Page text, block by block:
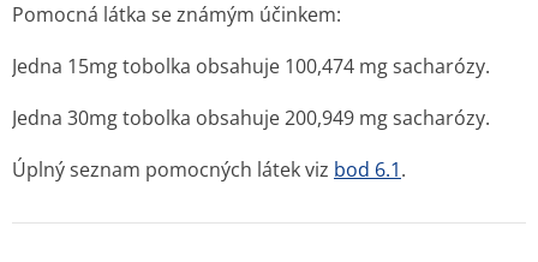
Pomocná látka se známým účinkem:
Jedna 15mg tobolka obsahuje 100,474 mg sacharózy.
Jedna 30mg tobolka obsahuje 200,949 mg sacharózy.
Úplný seznam pomocných látek viz bod 6.1.